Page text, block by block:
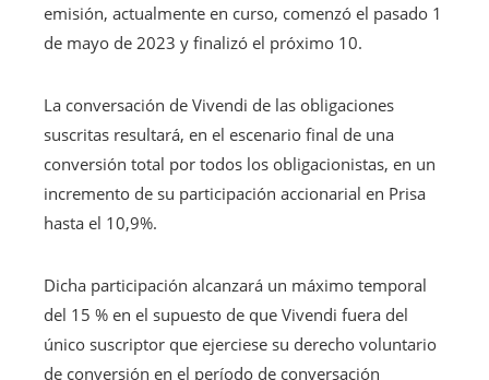
emisión, actualmente en curso, comenzó el pasado 1
de mayo de 2023 y finalizó el próximo 10.
La conversación de Vivendi de las obligaciones
suscritas resultará, en el escenario final de una
conversión total por todos los obligacionistas, en un
incremento de su participación accionarial en Prisa
hasta el 10,9%.
Dicha participación alcanzará un máximo temporal
del 15 % en el supuesto de que Vivendi fuera del
único suscriptor que ejerciese su derecho voluntario
de conversión en el período de conversación